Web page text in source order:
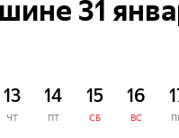
31
13
ЧТ
14
ПТ
15
СБ
16
ВС